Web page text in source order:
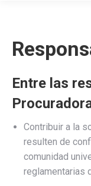
Entre las
Contribuir a la
resulten de
comunidad
reglamentarias